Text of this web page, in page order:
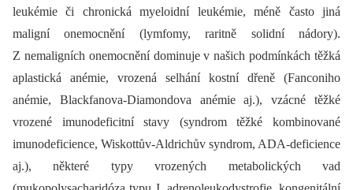
leukémie či chronická myeloidní leukémie, méně často jiná
maligní onemocnění (lymfomy, raritně solidní nádory).
Z nemaligních onemocnění dominuje v našich podmínkách těžká
aplastická anémie, vrozená selhání kostní dřeně (Fanconiho
anémie, Blackfanova-Diamondova anémie aj.), vzácné těžké
vrozené imunodeficitní stavy (syndrom těžké kombinované
imunodeficience, Wiskottův-Aldrichův syndrom, ADA-deficience
aj.), některé typy vrozených metabolických vad